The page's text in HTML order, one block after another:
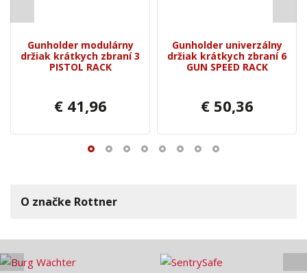
Gunholder modulárny
držiak krátkych zbraní 3
PISTOL RACK
€ 41,96
Gunholder univerzálny
držiak krátkych zbraní 6
GUN SPEED RACK
€ 50,36
O značke Rottner